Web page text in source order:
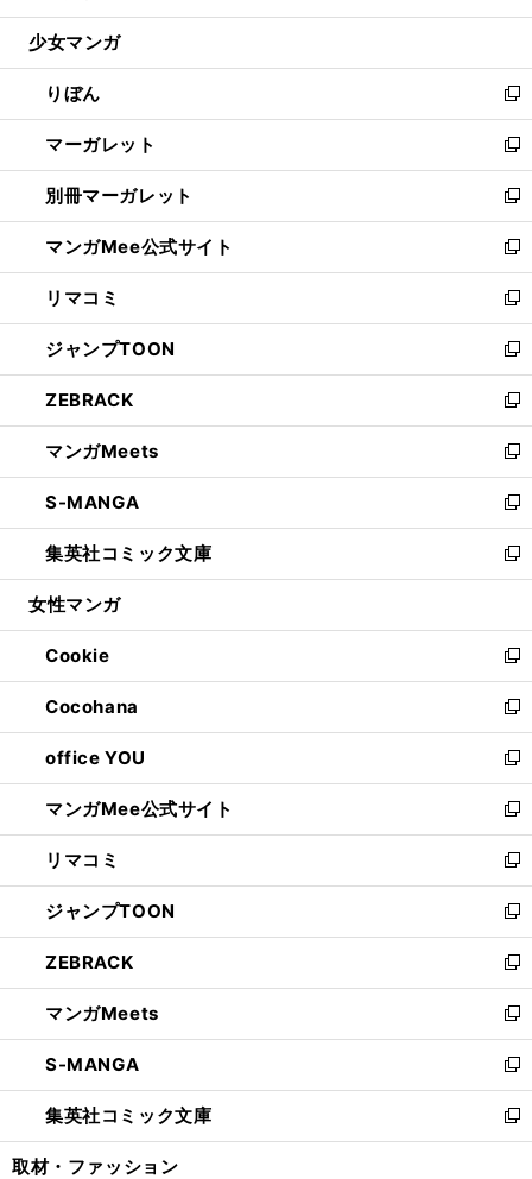
開
ウ
開
く
ン
ウ
で
開
く
ウ
ン
ド
ウ
で
開
く
し
ウ
ィ
ン
ド
ウ
で
開
く
少女マンガ
りぼん
新
し
い
ウ
ィ
ン
ド
ウ
で
開
く
マーガレット
新
し
い
ウ
ィ
ン
ド
ウ
で
開
く
別冊マーガレット
新
し
い
ウ
ィ
ン
ド
ウ
で
開
く
マンガMee公式サイト
新
し
い
ウ
ィ
ン
ド
ウ
で
開
く
リマコミ
新
し
い
ウ
ィ
ン
ド
ウ
で
開
く
ジャンプTOON
新
し
い
ウ
ィ
ン
ド
ウ
で
開
ZEBRACK
新
し
い
ウ
ィ
ン
ド
ウ
開
く
マンガMeets
新
し
い
ウ
ィ
ン
ウ
で
開
く
S-MANGA
新
し
い
ウ
ン
ド
ウ
で
開
く
集英社コミック文庫
新
し
ウ
ィ
ン
ド
ウ
で
開
く
女性マンガ
Cookie
新
し
い
ウ
ィ
ン
ド
ウ
で
開
く
Cocohana
新
し
い
ウ
ィ
ン
ド
ウ
で
開
く
office YOU
新
し
い
ウ
ィ
ン
ド
ウ
で
開
く
マンガMee公式サイト
新
し
い
ウ
ィ
ン
ド
ウ
で
開
く
リマコミ
新
し
い
ウ
ィ
ン
ド
ウ
で
開
く
ジャンプTOON
新
し
い
ウ
ィ
ン
ド
ウ
で
開
ZEBRACK
新
し
い
ウ
ィ
ン
ド
ウ
マンガMeets
新
し
い
ウ
ィ
ン
S-MANGA
新
し
い
ウ
集英社コミック文庫
新
し
取材・ファッション